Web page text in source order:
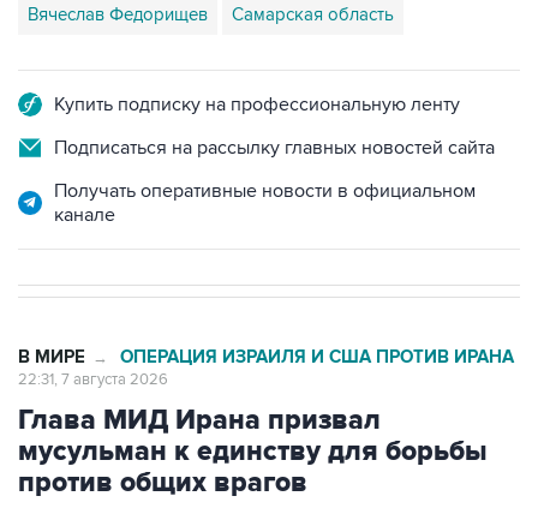
Вячеслав Федорищев Самарская область
Купить подписку на профессиональную ленту
Подписаться на рассылку главных новостей сайта
Получать оперативные новости в официальном
канале
В МИРЕ → ОПЕРАЦИЯ ИЗРАИЛЯ И США ПРОТИВ ИРАНА
22:31, 7 августа 2026
Глава МИД Ирана призвал
мусульман к единству для борьбы
против общих врагов